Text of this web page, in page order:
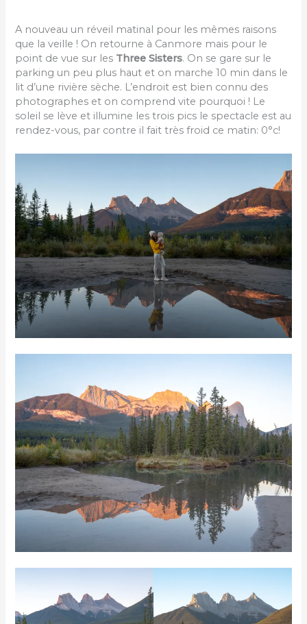
A nouveau un réveil matinal pour les mêmes raisons
que la veille ! On retourne à Canmore mais pour le
point de vue sur les Three Sisters. On se gare sur le
parking un peu plus haut et on marche 10 min dans le
lit d’une rivière sèche. L’endroit est bien connu des
photographes et on comprend vite pourquoi ! Le
soleil se lève et illumine les trois pics le spectacle est au
rendez-vous, par contre il fait très froid ce matin: 0°c!